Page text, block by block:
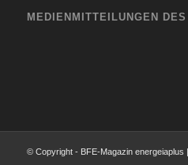
MEDIENMITTEILUNGEN
© Copyright - BFE-Magazin energeiaplus